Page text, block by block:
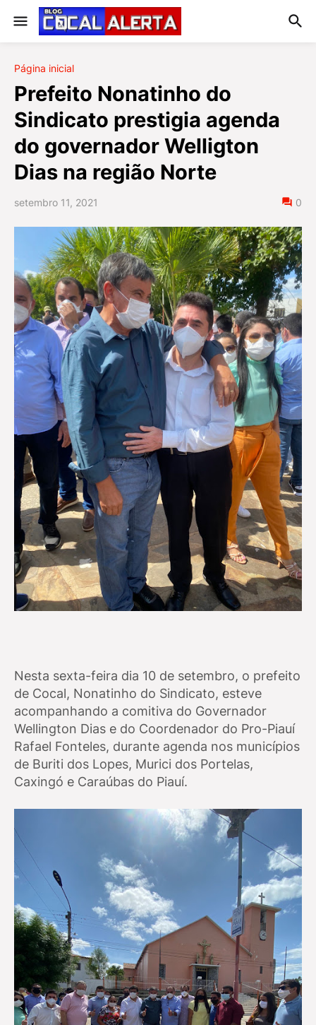
Página inicial
Prefeito Nonatinho do
Sindicato prestigia agenda
do governador Welligton
Dias na região Norte
setembro 11, 2021 0
Nesta sexta-feira dia 10 de setembro, o prefeito
de Cocal, Nonatinho do Sindicato, esteve
acompanhando a comitiva do Governador
Wellington Dias e do Coordenador do Pro-Piauí
Rafael Fonteles, durante agenda nos municípios
de Buriti dos Lopes, Murici dos Portelas,
Caxingó e Caraúbas do Piauí.